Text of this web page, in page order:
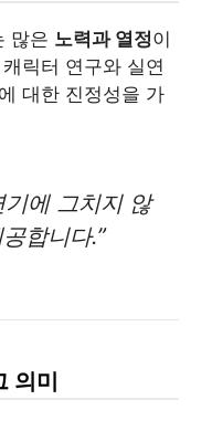
많은 노력과 열정이
릭터 연구와 실연
대한 진정성을 가
에 그치지 않
합니다.”
의미